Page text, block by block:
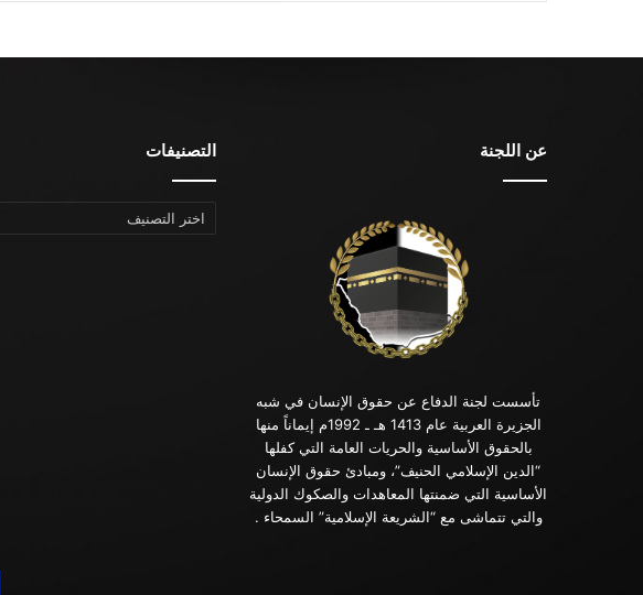
عن اللجنة
تأسست لجنة الدفاع عن حقوق الإنسان في شبه
الجزيرة العربية عام 1413 هـ ـ 1992م إيماناً منها
بالحقوق الأساسية والحريات العامة التي كفلها
“الدين الإسلامي الحنيف”، ومبادئ حقوق الإنسان
الأساسية التي ضمنتها المعاهدات والصكوك الدولية
والتي تتماشى مع “الشريعة الإسلامية” السمحاء .
التصنيفات
التصنيفات